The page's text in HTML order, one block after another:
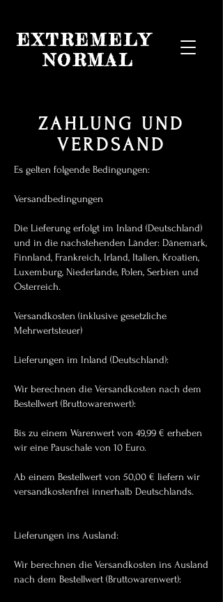
EXTREMELY
NORMAL
ZAHLUNG UND
VERDSAND
Es gelten folgende Bedingungen:
Versandbedingungen
Die Lieferung erfolgt im Inland (Deutschland)
und in die nachstehenden Länder: Dänemark,
Finnland, Frankreich, Irland, Italien, Kroatien,
Luxemburg, Niederlande, Polen, Serbien und
Österreich.
Versandkosten (inklusive gesetzliche
Mehrwertsteuer)
Lieferungen im Inland (Deutschland):
Wir berechnen die Versandkosten nach dem
Bestellwert (Bruttowarenwert):
Bis zu einem Warenwert von 49,99 € erheben
wir eine Pauschale von 10 Euro.
Ab einem Bestellwert von 50,00 € liefern wir
versandkostenfrei innerhalb Deutschlands.
Lieferungen ins Ausland:
Wir berechnen die Versandkosten ins Ausland
nach dem Bestellwert (Bruttowarenwert):